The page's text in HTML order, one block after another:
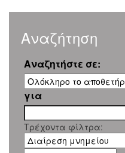
Αναζήτηση
Αναζητήστε σε:
για
Τρέχοντα φίλτρα: